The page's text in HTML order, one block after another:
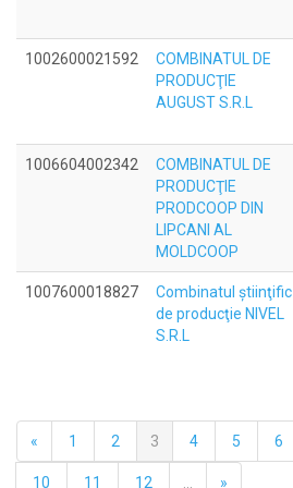
1002600021592
COMBINATUL DE
PRODUCŢIE
AUGUST S.R.L
1006604002342
COMBINATUL DE
PRODUCŢIE
PRODCOOP DIN
LIPCANI AL
MOLDCOOP
1007600018827
Combinatul ştiinţific
de producţie NIVEL
S.R.L
« 1 2 3 4 5 6
10 11 12 »